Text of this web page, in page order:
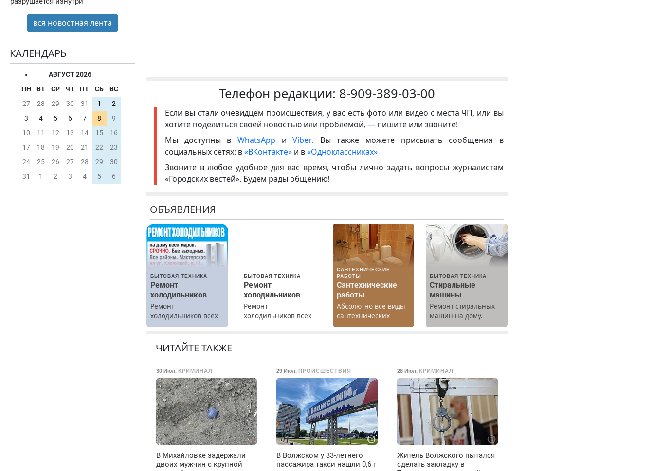
Телефон редакции: 8-909-389-03-00
Если вы стали очевидцем происшествия, у вас есть фото или видео с места ЧП, или вы
хотите поделиться своей новостью или проблемой, — пишите или звоните!
Мы доступны в WhatsApp иViber. Вы также можете присылать сообщения в
социальных сетях: в«ВКонтакте» и в«Одноклассниках»
Звоните в любое удобное для вас время, чтобы лично задать вопросы журналистам
«Городских вестей». Будем рады общению!
ОБЪЯВЛЕНИЯ
БЫТОВАЯ ТЕХНИКА
Ремонт
холодильников
Ремонт
холодильников всех
марок на дому.
БЫТОВАЯ ТЕХНИКА
Ремонт
холодильников
Ремонт
холодильников всех
районы. Скидка.
Вызов бесплатный.
САНТЕХНИЧЕСКИЕ
РАБОТЫ
Сантехнические
работы
Абсолютно все виды
сантехнических
работ. Быстро.
БЫТОВАЯ ТЕХНИКА
Стиральные
машины
Ремонт стиральных
машин на дому.
Выезд и диагностика
ЧИТАЙТЕ ТАКЖЕ
30 Июл, КРИМИНАЛ
В Михайловке задержали
двоих мужчин с крупной
29 Июл, ПРОИСШЕСТВИЯ
В Волжском у 33-летнего
пассажира такси нашли 0,6 г
28 Июл, КРИМИНАЛ
Житель Волжского пытался
сделать закладку в
вся новостная лента
КАЛЕНДАРЬ
«
АВГУСТ 2026
ПН
ВТ СР ЧТ ПТ СБ
ВС
27
28 29 30 31 1
2
3
4 5 6 7 8
9
10
11 12 13 14 15
16
17
18 19 20 21 22
23
24
25 26 27 28 29
30
31
1 2 3 4 5 6